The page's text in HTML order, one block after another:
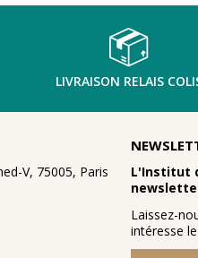
LIVRAISON RELAIS
V, 75005, Paris
L'Institut
Laissez-
intéresse